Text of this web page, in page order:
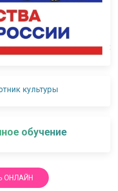
культуры
обучение
ОНЛАЙН